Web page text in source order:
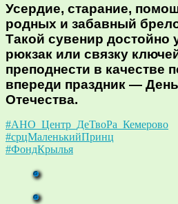
Усердие, старание,
родных и забавный
Такой сувенир достойно
рюкзак или связку
преподнести в качестве
впереди праздник —
Отечества.
#АНО_Центр_ДеТвоРа_Кемерово
#срцМаленькийПринц
#ФондКрылья